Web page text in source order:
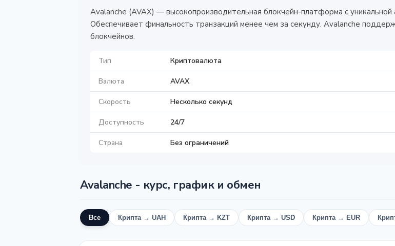
Avalanche (AVAX) — высокопроизводительная блокчейн-платформа с уникальной
Обеспечивает финальность транзакций менее чем за секунду. Avalanche
блокчейнов.
Тип Криптовалюта
Валюта AVAX
Скорость Несколько секунд
Доступность 24/7
Страна Без ограничений
Avalanche - курс, график и обмен
Все Крипта → UAH Крипта → KZT Крипта → USD Крипта → EUR